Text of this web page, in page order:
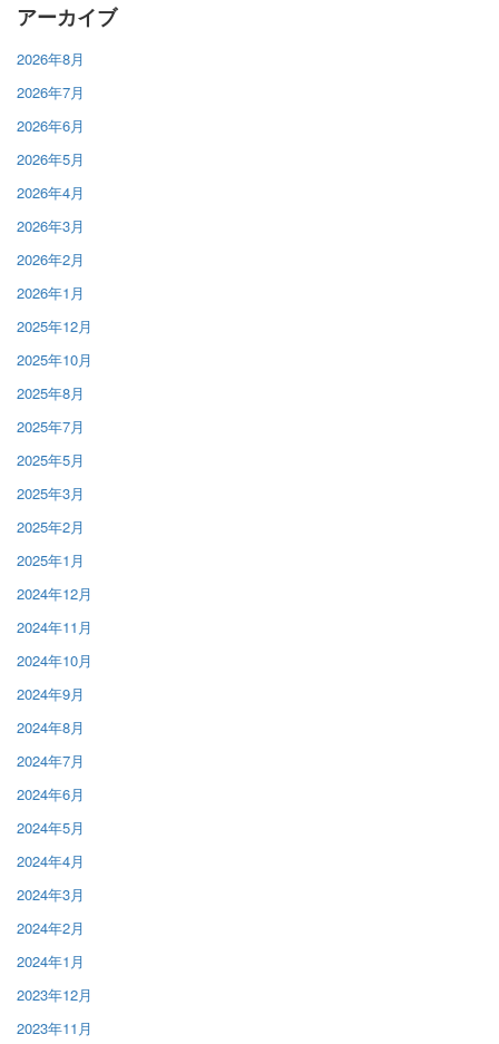
アーカイブ
2026年8月
2026年7月
2026年6月
2026年5月
2026年4月
2026年3月
2026年2月
2026年1月
2025年12月
2025年10月
2025年8月
2025年7月
2025年5月
2025年3月
2025年2月
2025年1月
2024年12月
2024年11月
2024年10月
2024年9月
2024年8月
2024年7月
2024年6月
2024年5月
2024年4月
2024年3月
2024年2月
2024年1月
2023年12月
2023年11月